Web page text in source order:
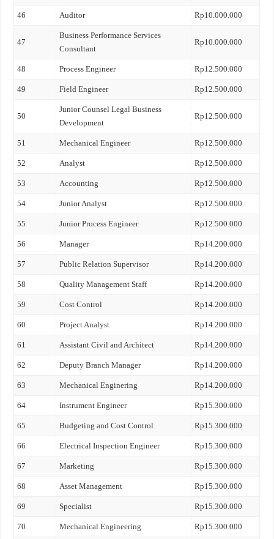
46 Auditor Rp10.000.000
47
Business Performance Services
Consultant
Rp10.000.000
48 Process Engineer Rp12.500.000
49 Field Engineer Rp12.500.000
50
Junior Counsel Legal Business
Development
Rp12.500.000
51 Mechanical Engineer Rp12.500.000
52 Analyst Rp12.500.000
53 Accounting Rp12.500.000
54 Junior Analyst Rp12.500.000
55 Junior Process Engineer Rp12.500.000
56 Manager Rp14.200.000
57 Public Relation Supervisor Rp14.200.000
58 Quality Management Staff Rp14.200.000
59 Cost Control Rp14.200.000
60 Project Analyst Rp14.200.000
61 Assistant Civil and Architect Rp14.200.000
62 Deputy Branch Manager Rp14.200.000
63 Mechanical Enginering Rp14.200.000
64 Instrument Engineer Rp15.300.000
65 Budgeting and Cost Control Rp15.300.000
66 Electrical Inspection Engineer Rp15.300.000
67 Marketing Rp15.300.000
68 Asset Management Rp15.300.000
69 Specialist Rp15.300.000
70 Mechanical Engineering Rp15.300.000